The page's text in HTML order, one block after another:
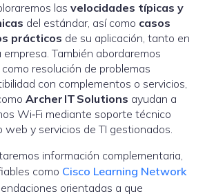
las velocidades típicas y
del estándar, así como casos
prácticos de su aplicación, tanto en
También abordaremos
resolución de problemas
con complementos o servicios,
Archer IT Solutions ayudan a
Wi‑Fi mediante soporte técnico
web y servicios de TI gestionados.
información complementaria,
como Cisco Learning Network
orientadas a que